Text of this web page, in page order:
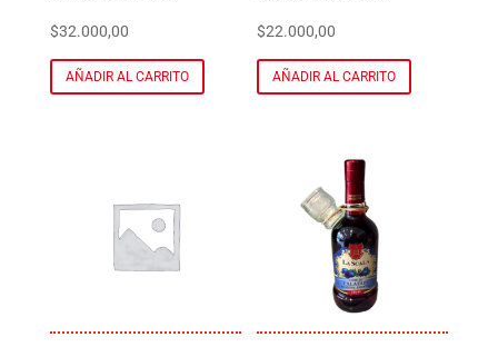
$32.000,00
AÑADIR AL CARRITO
$22.000,00
AÑADIR AL CARRITO